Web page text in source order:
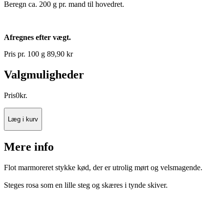
Beregn ca. 200 g pr. mand til hovedret.
Afregnes efter vægt.
Pris pr. 100 g 89,90 kr
Valgmuligheder
Pris0kr.
Læg i kurv
Mere info
Flot marmoreret stykke kød, der er utrolig mørt og velsmagende.
Steges rosa som en lille steg og skæres i tynde skiver.